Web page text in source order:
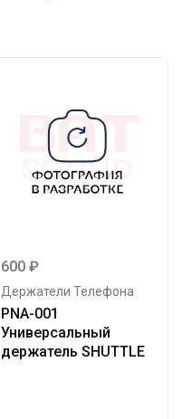
600 ₽
Держатели Телефона
PNA-001
Универсальный
держатель SHUTTLE